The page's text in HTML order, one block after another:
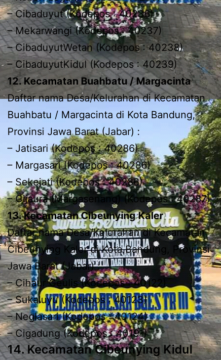
– Cibaduyut (Kodepos : 40236)
– Mekarwangi (Kodepos : 40237)
– CibaduyutWetan (Kodepos : 40238)
– CibaduyutKidul (Kodepos : 40239)
12. Kecamatan Buahbatu / Margacinta
Daftar nama Desa/Kelurahan di Kecamatan
Buahbatu / Margacinta di Kota Bandung,
Provinsi Jawa Barat (Jabar) :
– Jatisari (Kodepos : 40286)
– Margasari (Kodepos : 40286)
– Sekejati (Kodepos : 40286)
– Cijaura (Margasenang) (Kodepos : 40287)
13. Kecamatan Cibeunying Kaler
Daftar nama Desa/Kelurahan di Kecamatan
Cibeunying Kaler di Kota Bandung, Provinsi
Jawa Barat (Jabar) :
– Cihaur Geulis (Kodepos : 40122)
– Sukaluyu (Kodepos : 40123)
– Neglasari (Kodepos : 40124)
– Cigadung (Kodepos : 40191)
14. Kecamatan Cibeunying Kidul